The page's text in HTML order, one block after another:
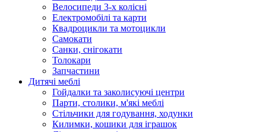
Велосипеди 3-х колісні
Електромобілі та карти
Квадроцикли та мотоцикли
Самокати
Санки, снігокати
Толокари
Запчастини
Дитячі меблі
Гойдалки та заколисуючі центри
Парти, столики, м'які меблі
Стільчики для годування, ходунки
Килимки, кошики для іграшок